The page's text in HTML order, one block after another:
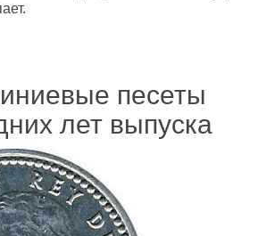
песеты
лет выпуска